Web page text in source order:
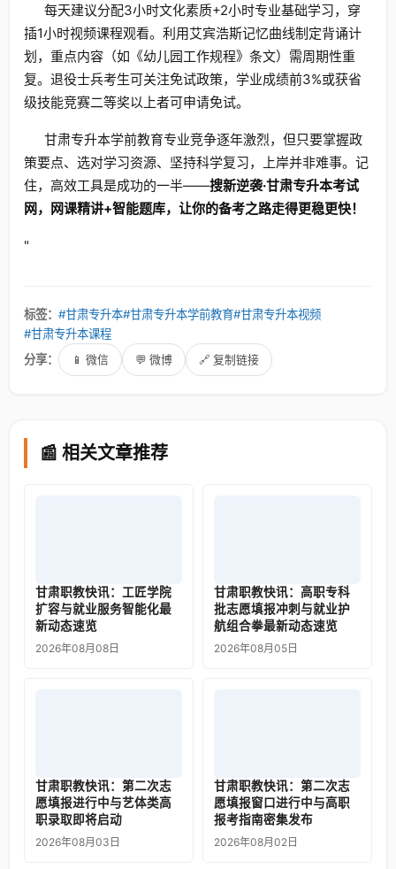
每天建议分配3小时文化素质+2小时专业基础学习，穿
插1小时视频课程观看。利用艾宾浩斯记忆曲线制定背诵计
划，重点内容（如《幼儿园工作规程》条文）需周期性重
复。退役士兵考生可关注免试政策，学业成绩前3%或获省
级技能竞赛二等奖以上者可申请免试。
甘肃专升本学前教育专业竞争逐年激烈，但只要掌握政
策要点、选对学习资源、坚持科学复习，上岸并非难事。记
住，高效工具是成功的一半——搜新逆袭·甘肃专升本考试
网，网课精讲+智能题库，让你的备考之路走得更稳更快！
"
标签： #甘肃专升本#甘肃专升本学前教育#甘肃专升本视频
#甘肃专升本课程
分享：
📱 微信 💬 微博 🔗 复制链接
📰 相关文章推荐
甘肃职教快讯：工匠学院
扩容与就业服务智能化最
新动态速览
2026年08月08日
甘肃职教快讯：高职专科
批志愿填报冲刺与就业护
航组合拳最新动态速览
2026年08月05日
甘肃职教快讯：第二次志
愿填报进行中与艺体类高
职录取即将启动
2026年08月03日
甘肃职教快讯：第二次志
愿填报窗口进行中与高职
报考指南密集发布
2026年08月02日